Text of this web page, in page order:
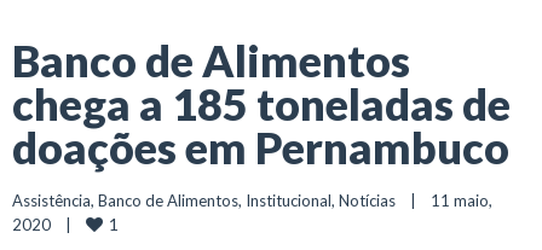
Banco de Alimentos
chega a 185 toneladas de
doações em Pernambuco
Assistência, Banco de Alimentos, Institucional, Notícias
    |    11 maio,
2020    |
1